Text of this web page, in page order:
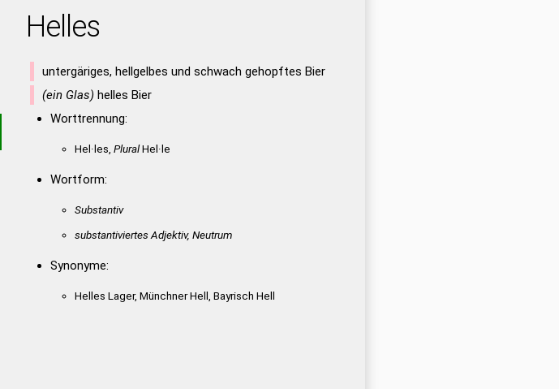
Helles
untergäriges, hellgelbes und schwach gehopftes Bier
(ein Glas) helles Bier
Worttrennung:
Hel·les, PluralHel·le
Wortform:
Substantiv
substantiviertes Adjektiv, Neutrum
Synonyme:
Helles Lager, Münchner Hell, Bayrisch Hell